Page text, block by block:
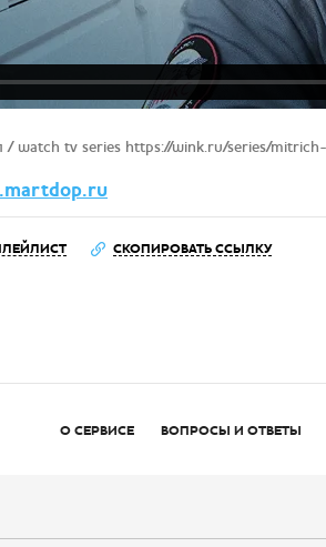
/ watch tv series https://wink.ru/series/
СКОПИРОВАТЬ ССЫЛКУ
О СЕРВИСЕ ВОПРОСЫ И ОТВЕТЫ